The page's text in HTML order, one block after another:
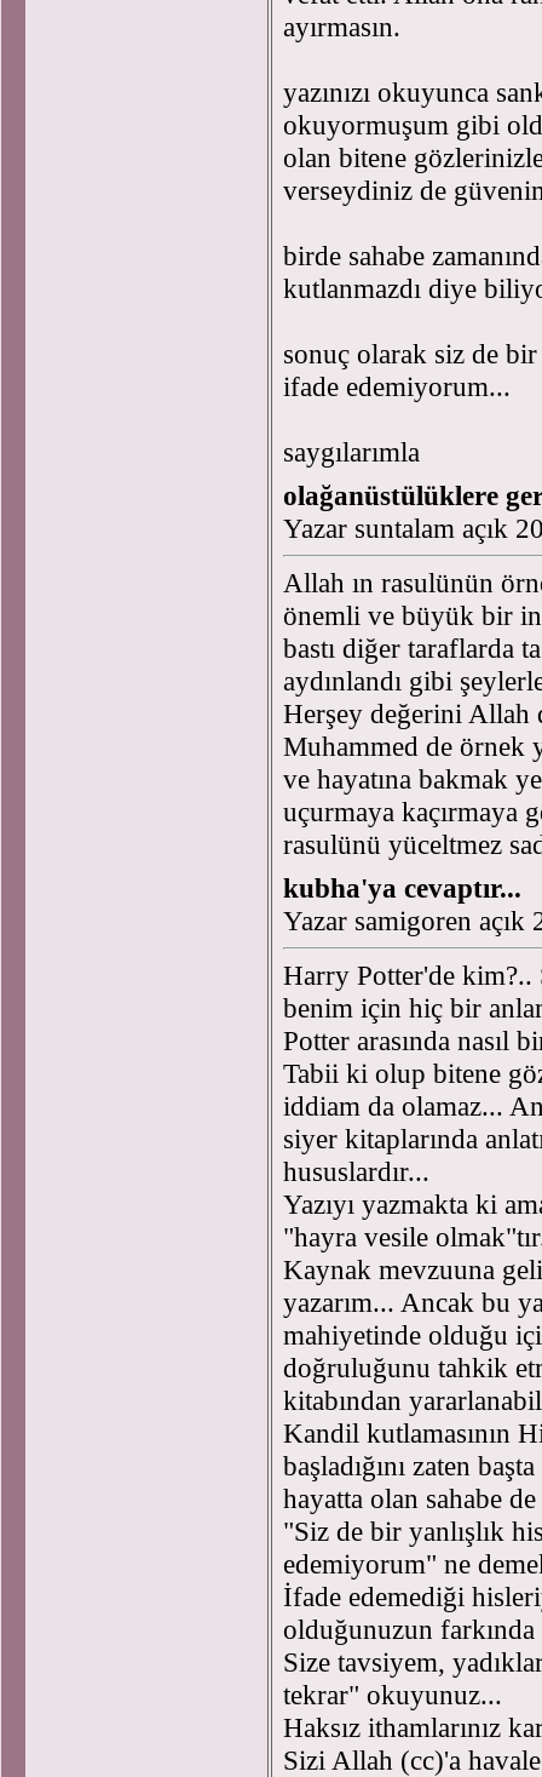
ayırmasın.
yazınızı okuyunca
okuyormuşum gibi
olan bitene
verseydiniz de
birde sahabe
kutlanmazdı diye
sonuç olarak siz de
ifade edemiyorum...
saygılarımla
olağanüstülüklere
Yazar suntalam açık
Allah ın rasulünün
önemli ve büyük bir
bastı diğer taraflarda
aydınlandı gibi
Herşey değerini Allah
Muhammed de örnek
ve hayatına bakmak
uçurmaya kaçırmaya
rasulünü yüceltmez
kubha'ya cevaptır...
Yazar samigoren
Harry Potter'de
benim için hiç bir
Potter arasında
Tabii ki olup bitene
iddiam da olamaz...
siyer kitaplarında
hususlardır...
Yazıyı yazmakta ki
"hayra vesile
Kaynak mevzuuna
yazarım... Ancak bu
mahiyetinde olduğu
doğruluğunu tahkik
kitabından
Kandil kutlamasının
başladığını zaten
hayatta olan sahabe
"Siz de bir yanlışlık
edemiyorum" ne
İfade edemediği
olduğunuzun farkında
Size tavsiyem,
tekrar" okuyunuz...
Haksız ithamlarınız
Sizi Allah (cc)'a